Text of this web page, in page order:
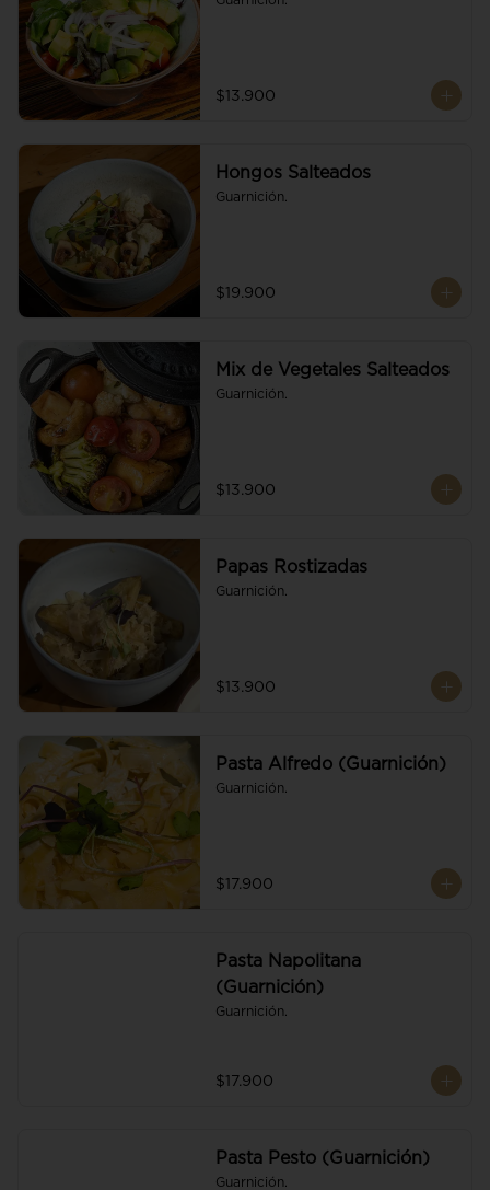
$13.900
Hongos Salteados
Guarnición.
$19.900
Mix de Vegetales Salteados
Guarnición.
$13.900
Papas Rostizadas
Guarnición.
$13.900
Pasta Alfredo (Guarnición)
Guarnición.
$17.900
Pasta Napolitana
(Guarnición)
Guarnición.
$17.900
Pasta Pesto (Guarnición)
Guarnición.